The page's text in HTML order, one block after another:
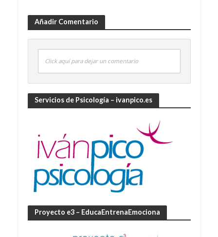
Añadir Comentario
Click aquí para dejar un comentario
Servicios de Psicología – ivanpico.es
Proyecto e3 – EducaEntrenaEmociona